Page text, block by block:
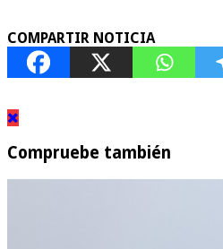
COMPARTIR NOTICIA
Compruebe también